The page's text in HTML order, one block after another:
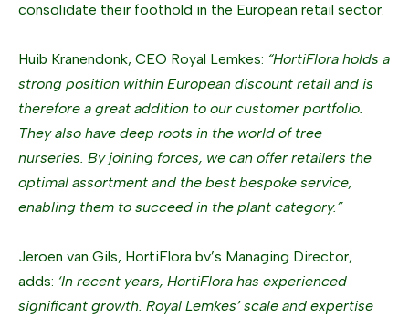
consolidate their foothold in the European retail sector.
Huib Kranendonk, CEO Royal Lemkes: “HortiFlora holds a
strong position within European discount retail and is
therefore a great addition to our customer portfolio.
They also have deep roots in the world of tree
nurseries. By joining forces, we can offer retailers the
optimal assortment and the best bespoke service,
enabling them to succeed in the plant category.”
Jeroen van Gils, HortiFlora bv’s Managing Director,
adds: ‘In recent years, HortiFlora has experienced
significant growth. Royal Lemkes’ scale and expertise